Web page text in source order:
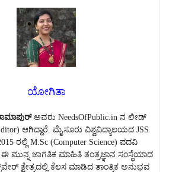
ಯೋಗಿತಾ
ಅವರು NeedsOfPublic.in ನ ಲೀಡ್
ಆಗಿದ್ದಾರೆ. ಮೈಸೂರು ವಿಶ್ವವಿದ್ಯಾಲಯದ JSS
ರಲ್ಲಿ M.Sc (Computer Science) ಪದವಿ
ಮುನ್ನ ಜಾಗತಿಕ ಮಾಹಿತಿ ತಂತ್ರಜ್ಞಾನ ಸಂಸ್ಥೆಯಾದ
ಕ್ಷೇತ್ರದಲ್ಲಿ ಕೆಲಸ ಮಾಡಿದ ತಾಂತ್ರಿಕ ಅನುಭವ